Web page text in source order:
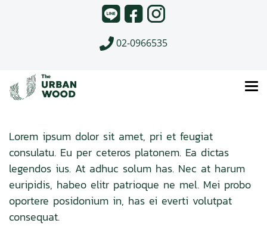
02-0966535
Lorem ipsum dolor sit amet, pri et feugiat
consulatu. Eu per ceteros platonem. Ea dictas
legendos ius. At adhuc solum has. Nec at harum
euripidis, habeo elitr patrioque ne mel. Mei probo
oportere posidonium in, has ei everti volutpat
consequat.